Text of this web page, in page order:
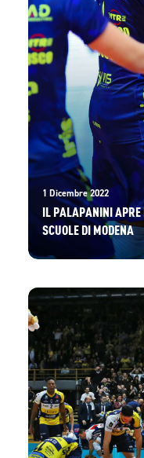
1 Dicembre 2022
IL PALAPANINI APRE
SCUOLE DI MODENA